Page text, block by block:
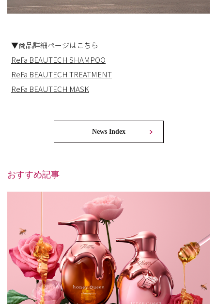
▼商品詳細ページはこちら
ReFa BEAUTECH SHAMPOO
ReFa BEAUTECH TREATMENT
ReFa BEAUTECH MASK
News Index
おすすめ記事